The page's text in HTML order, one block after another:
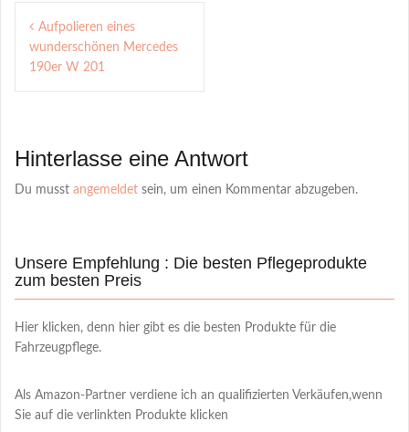
Post
navigation
Aufpolieren eines
wunderschönen Mercedes
190er W 201
Hinterlasse eine Antwort
Du musst angemeldet sein, um einen Kommentar abzugeben.
Unsere Empfehlung : Die besten Pflegeprodukte
zum besten Preis
Hier klicken, denn hier gibt es die besten Produkte für die
Fahrzeugpflege.
Als Amazon-Partner verdiene ich an qualifizierten Verkäufen,wenn
Sie auf die verlinkten Produkte klicken